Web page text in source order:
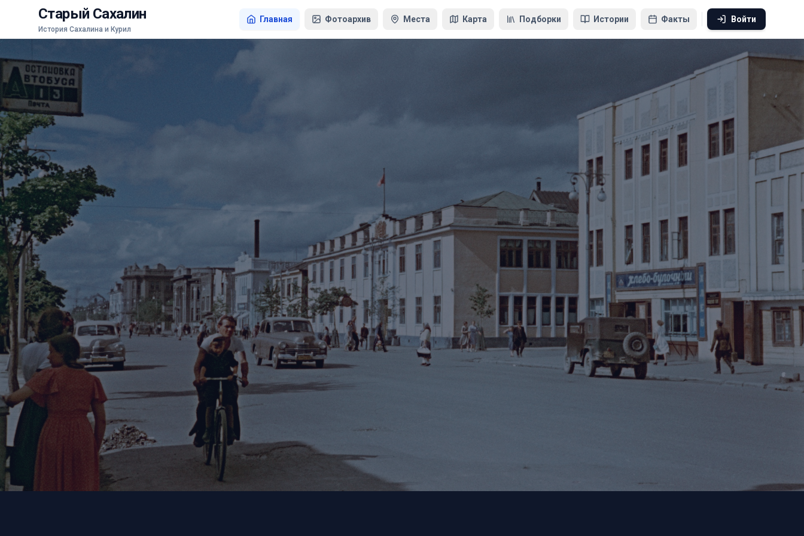
Старый Сахалин
История Сахалина и Курил
Главная Фотоархив Места Карта Подборки Истории Факты Войти